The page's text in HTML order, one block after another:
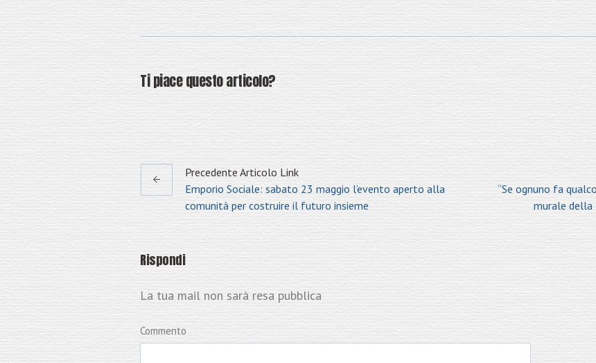
Ti piace questo articolo?
PrecedenteArticoloLink
Emporio Sociale: sabato 23 maggio l’evento aperto alla
comunità per costruire il futuro insieme
“Se ognuno fa
murale della
Rispondi
La tua mail non sarà resa pubblica
Commento